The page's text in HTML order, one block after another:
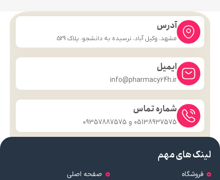
آدرس
مشهد، وکیل آباد، نرسیده به دانشجو، پلاک 529
ایمیل
info@pharmacy24h.ir
شماره تماس
05138937575 و 09357887575
لینک های مهم
فروشگاه
صفحه اصلی